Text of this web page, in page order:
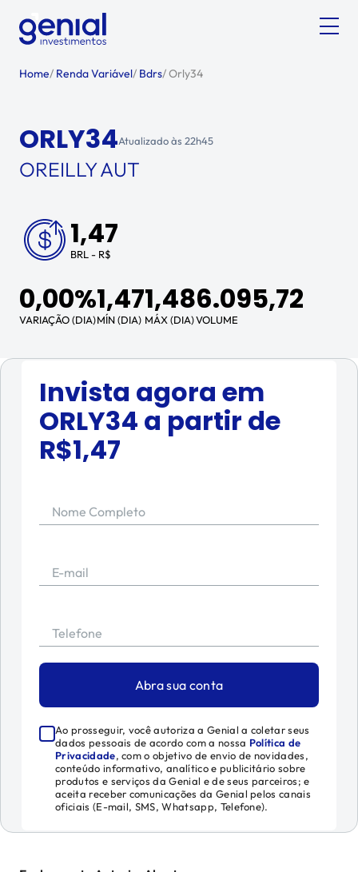
Home/ Renda Variável/ Bdrs/Orly34
ORLY34Atualizado às 22h45
OREILLY AUT
1,47
BRL - R$
0,00%
VARIAÇÃO (DIA)
1,47
MÍN (DIA)
1,48
MÁX (DIA)
6.095,72
VOLUME
Invista agora em
ORLY34 a partir de
R$1,47
Nome Completo
E-mail
Telefone
Abra sua conta
Ao prosseguir, você autoriza a Genial a coletar seus
dados pessoais de acordo com a nossa Política de
Privacidade, com o objetivo de envio de novidades,
conteúdo informativo, analítico e publicitário sobre
produtos e serviços da Genial e de seus parceiros; e
aceita receber comunicações da Genial pelos canais
oficiais (E-mail, SMS, Whatsapp, Telefone).